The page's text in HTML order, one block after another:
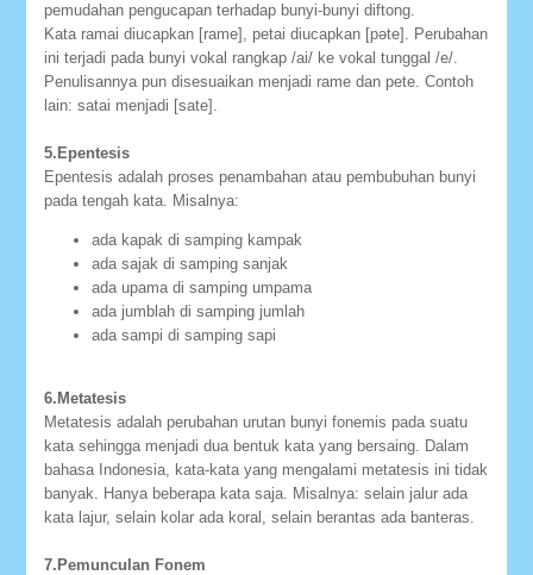
pemudahan pengucapan terhadap bunyi-bunyi diftong.
Kata ramai diucapkan [rame], petai diucapkan [pəte]. Perubahan
ini terjadi pada bunyi vokal rangkap /ai/ ke vokal tunggal /e/.
Penulisannya pun disesuaikan menjadi rame dan pete. Contoh
lain: satai menjadi [sate].
5.Epentesis
Epentesis adalah proses penambahan atau pembubuhan bunyi
pada tengah kata. Misalnya:
ada kapak di samping kampak
ada sajak di samping sanjak
ada upama di samping umpama
ada jumblah di samping jumlah
ada sampi di samping sapi
6.Metatesis
Metatesis adalah perubahan urutan bunyi fonemis pada suatu
kata sehingga menjadi dua bentuk kata yang bersaing. Dalam
bahasa Indonesia, kata-kata yang mengalami metatesis ini tidak
banyak. Hanya beberapa kata saja. Misalnya: selain jalur ada
kata lajur, selain kolar ada koral, selain berantas ada banteras.
7.Pemunculan Fonem